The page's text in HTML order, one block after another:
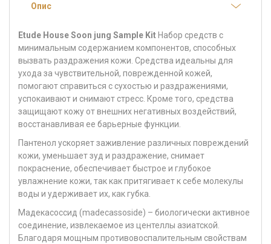
Опис
Etude House Soon jung Sample Kit Набор средств с
минимальным содержанием компонентов, способных
вызвать раздражения кожи. Средства идеальны для
ухода за чувствительной, поврежденной кожей,
помогают справиться с сухостью и раздражениями,
успокаивают и снимают стресс. Кроме того, средства
защищают кожу от внешних негативных воздействий,
восстанавливая ее барьерные функции.
Пантенол ускоряет заживление различных повреждений
кожи, уменьшает зуд и раздражение, снимает
покраснение, обеспечивает быстрое и глубокое
увлажнение кожи, так как притягивает к себе молекулы
воды и удерживает их, как губка.
Мадекасоссид (madecassoside) – биологически активное
соединение, извлекаемое из центеллы азиатской.
Благодаря мощным противовоспалительным свойствам